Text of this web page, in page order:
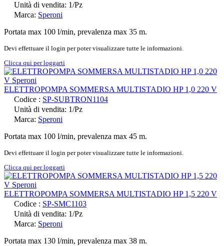
Unità di vendita: 1/Pz
Marca: Speroni
Portata max 100 l/min, prevalenza max 35 m.
Devi effettuare il login per poter visualizzare tutte le informazioni.
Clicca qui per loggarti
ELETTROPOMPA SOMMERSA MULTISTADIO HP 1,0 220 V
Codice : SP-SUBTRON1104
Unità di vendita: 1/Pz
Marca: Speroni
Portata max 100 l/min, prevalenza max 45 m.
Devi effettuare il login per poter visualizzare tutte le informazioni.
Clicca qui per loggarti
ELETTROPOMPA SOMMERSA MULTISTADIO HP 1,5 220 V
Codice : SP-SMC1103
Unità di vendita: 1/Pz
Marca: Speroni
Portata max 130 l/min, prevalenza max 38 m.